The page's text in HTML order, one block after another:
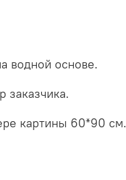
водной основе.
заказчика.
картины 60*90 см.